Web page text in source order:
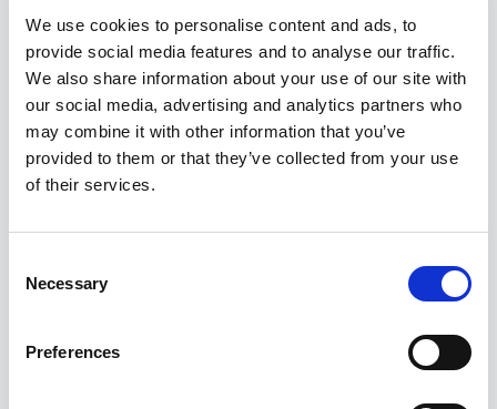
We use cookies to personalise content and ads, to
provide social media features and to analyse our traffic.
We also share information about your use of our site with
our social media, advertising and analytics partners who
may combine it with other information that you’ve
provided to them or that they’ve collected from your use
of their services.
Selection
Necessary
Preferences